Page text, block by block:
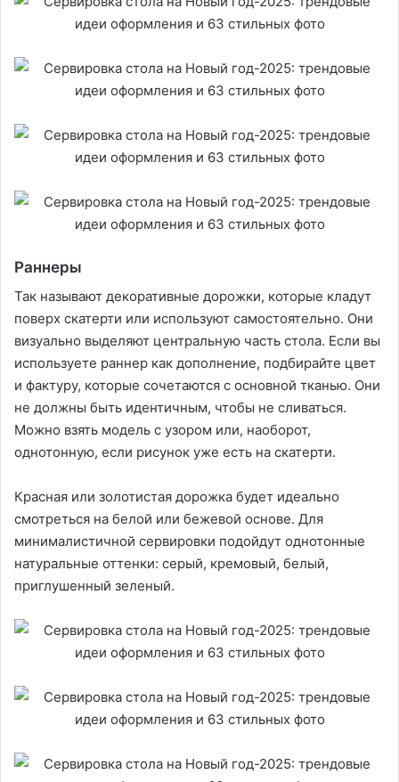
Раннеры
Так называют декоративные дорожки, которые кладут
поверх скатерти или используют самостоятельно. Они
визуально выделяют центральную часть стола. Если вы
используете раннер как дополнение, подбирайте цвет
и фактуру, которые сочетаются с основной тканью. Они
не должны быть идентичным, чтобы не сливаться.
Можно взять модель с узором или, наоборот,
однотонную, если рисунок уже есть на скатерти.
Красная или золотистая дорожка будет идеально
смотреться на белой или бежевой основе. Для
минималистичной сервировки подойдут однотонные
натуральные оттенки: серый, кремовый, белый,
приглушенный зеленый.